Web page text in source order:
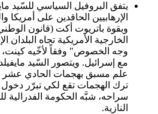
يتفق البروفيل السياسي للسّيد
الإرهابيين الحاقدين على أمريكا
وبقوة باتريوت أكت (قانون
الخارجية الأمريكية تجاه
وجه الخصوص" وفقاً لأخّيه كينت،
مع إسرائيل. ويتصور السّيد
علم مسبق بهجمات الحادي عشر
ترك الهجمات تقع لكي تبرّر
سراحه، شبَّه الحكومة الفدرالية
النازية.